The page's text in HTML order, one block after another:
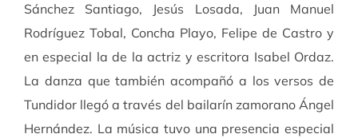
Sánchez Santiago, Jesús Losada, Juan Manuel
Rodríguez Tobal, Concha Playo, Felipe de Castro y
en especial la de la actriz y escritora Isabel Ordaz.
La danza que también acompañó a los versos de
Tundidor llegó a través del bailarín zamorano Ángel
Hernández. La música tuvo una presencia especial